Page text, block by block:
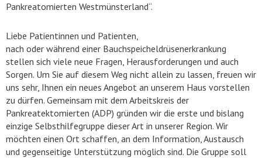
Pankreatomierten Westmünsterland“.
Liebe Patientinnen und Patienten,
nach oder während einer Bauchspeicheldrüsenerkrankung
stellen sich viele neue Fragen, Herausforderungen und auch
Sorgen. Um Sie auf diesem Weg nicht allein zu lassen, freuen wir
uns sehr, Ihnen ein neues Angebot an unserem Haus vorstellen
zu dürfen. Gemeinsam mit dem Arbeitskreis der
Pankreatektomierten (ADP) gründen wir die erste und bislang
einzige Selbsthilfegruppe dieser Art in unserer Region. Wir
möchten einen Ort schaffen, an dem Information, Austausch
und gegenseitige Unterstützung möglich sind. Die Gruppe soll